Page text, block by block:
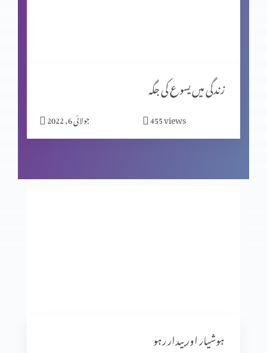
نجات بخش ایمان کے صبوت (حصہ 7)
نجات بخش ایمان کے صبوت (حصہ 6)
زندگی میں یسوع کی جگہ
جولائی 6, 2022 455views
ہوشیار اور بیدار رہو